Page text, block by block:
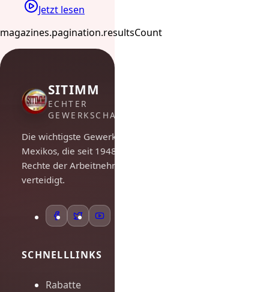
Jetzt lesen
magazines.pagination.resultsCount
SITIMM
ECHTER
GEWERKSCHAFTSGEIST
Die wichtigste Gewerkschaft
Mexikos, die seit 1948 die
Rechte der Arbeitnehmer
verteidigt.
SCHNELLLINKS
Rabatte